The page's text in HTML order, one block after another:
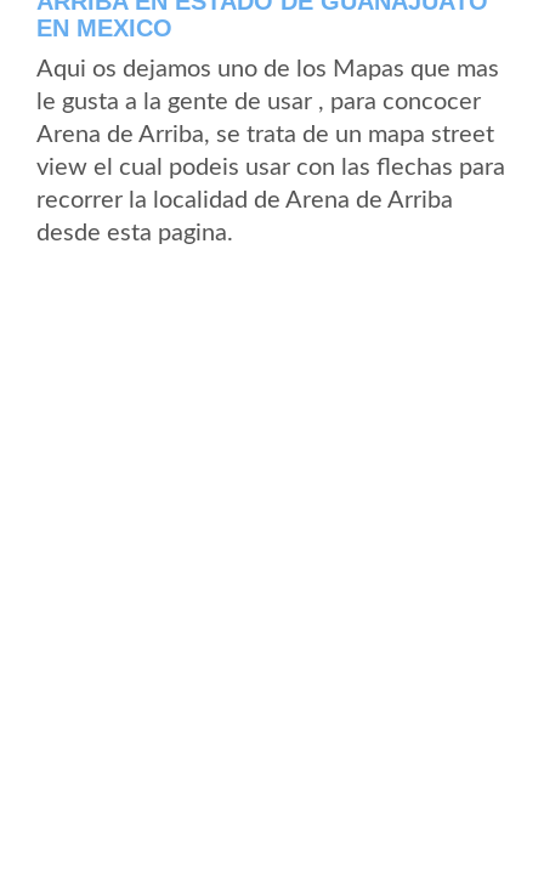
EN MEXICO
Aqui os dejamos uno de los Mapas que mas
le gusta a la gente de usar , para concocer
Arena de Arriba, se trata de un mapa street
view el cual podeis usar con las flechas para
recorrer la localidad de Arena de Arriba
desde esta pagina.